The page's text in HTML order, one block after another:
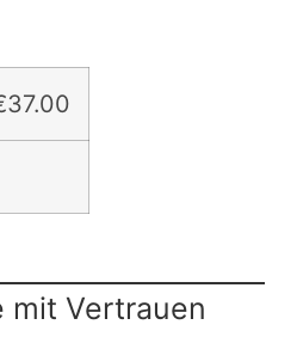
37.00
mit Vertrauen